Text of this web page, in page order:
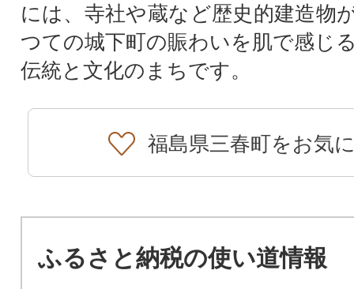
には、寺社や蔵など歴史的建造物
つての城下町の賑わいを肌で感じ
伝統と文化のまちです。
福島県三春町をお気
ふるさと納税の使い道情報